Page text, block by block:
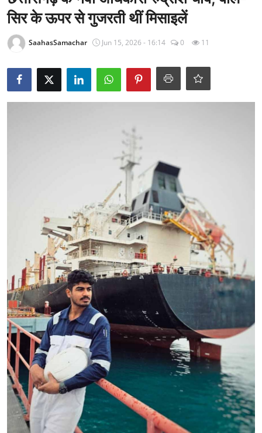
राजनीति
खेल
Epaper
धर्म
सिर के ऊपर से गुजरती थीं मिसाइलें
SaahasSamachar Jun 15, 2026 - 16:14 0 11